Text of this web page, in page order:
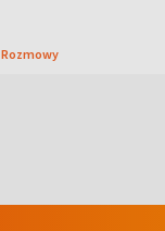
Rozmowy